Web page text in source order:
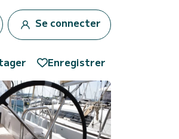
Se connecter
Enregistrer